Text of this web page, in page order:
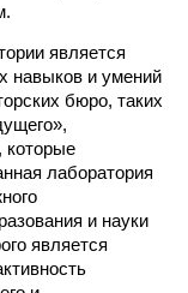
является
навыков и умений
бюро, таких
которые
лаборатория
и науки
является